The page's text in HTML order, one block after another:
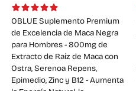
OBLUE Suplemento Premium
de Excelencia de Maca Negra
para Hombres - 800mg de
Extracto de Raíz de Maca con
Ostra, Serenoa Repens,
Epimedio, Zinc y B12 - Aumenta